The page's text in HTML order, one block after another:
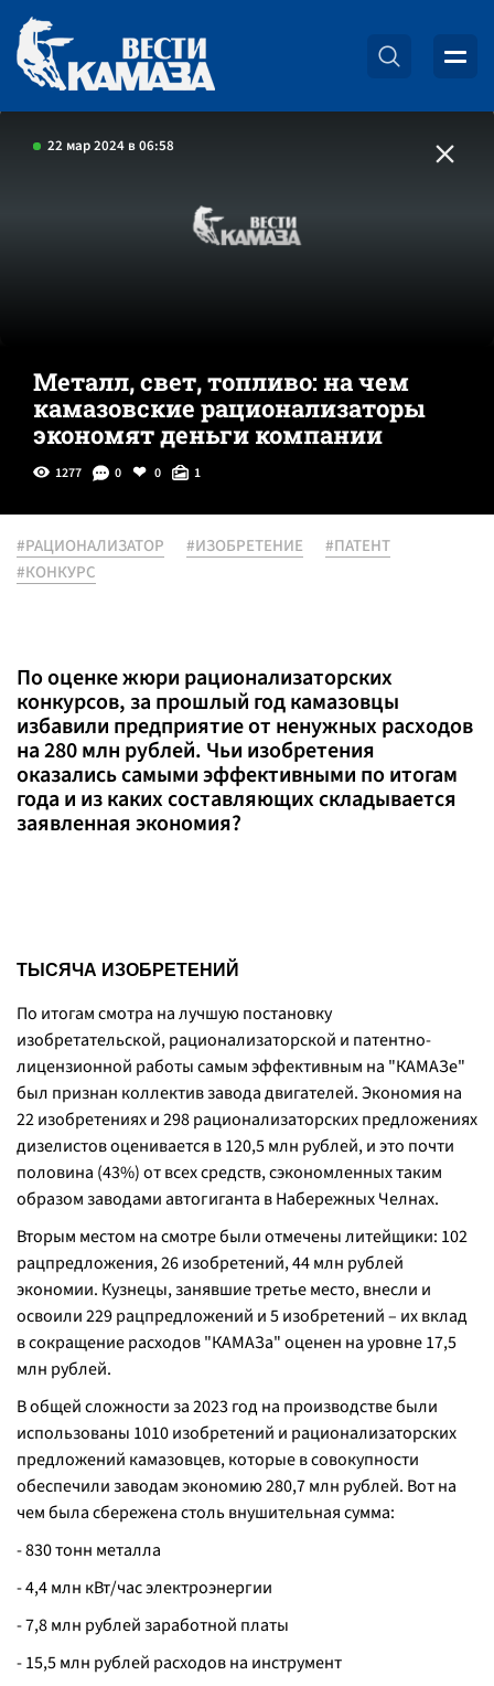
22 мар 2024 в 06:58
Металл, свет, топливо: на чем
камазовские рационализаторы
экономят деньги компании
1277 0 0 1
#РАЦИОНАЛИЗАТОР #ИЗОБРЕТЕНИЕ
#ПАТЕНТ
#КОНКУРС
По оценке жюри рационализаторских
конкурсов, за прошлый год камазовцы
избавили предприятие от ненужных расходов
на 280 млн рублей. Чьи изобретения
оказались самыми эффективными по итогам
года и из каких составляющих складывается
заявленная экономия?
ТЫСЯЧА ИЗОБРЕТЕНИЙ
По итогам смотра на лучшую постановку
изобретательской, рационализаторской и патентно-
лицензионной работы самым эффективным на "КАМАЗе"
был признан коллектив завода двигателей. Экономия на
22 изобретениях и 298 рационализаторских предложениях
дизелистов оценивается в 120,5 млн рублей, и это почти
половина (43%) от всех средств, сэкономленных таким
образом заводами автогиганта в Набережных Челнах.
Вторым местом на смотре были отмечены литейщики: 102
рацпредложения, 26 изобретений, 44 млн рублей
экономии. Кузнецы, занявшие третье место, внесли и
освоили 229 рацпредложений и 5 изобретений – их вклад
в сокращение расходов "КАМАЗа" оценен на уровне 17,5
млн рублей.
В общей сложности за 2023 год на производстве были
использованы 1010 изобретений и рационализаторских
предложений камазовцев, которые в совокупности
обеспечили заводам экономию 280,7 млн рублей. Вот на
чем была сбережена столь внушительная сумма:
- 830 тонн металла
- 4,4 млн кВт/час электроэнергии
- 7,8 млн рублей заработной платы
- 15,5 млн рублей расходов на инструмент